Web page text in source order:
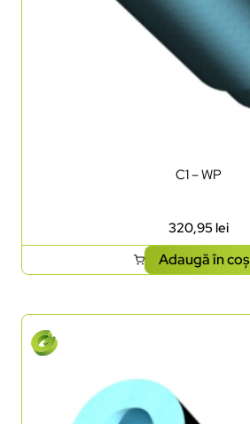
C1 – WP
320,95lei
Adaugă în coș